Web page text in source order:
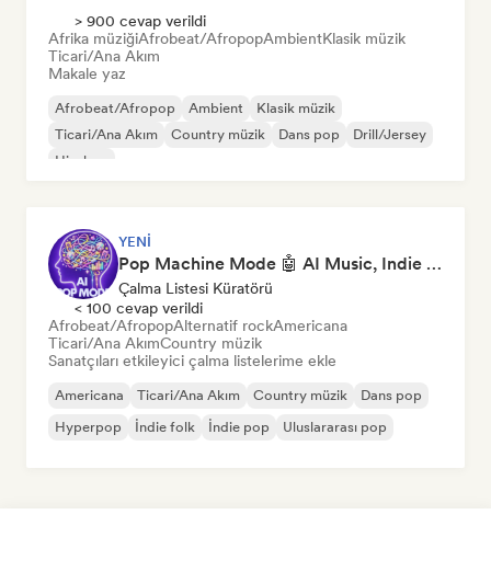
> 900 cevap verildi
Afrika müziğiAfrobeat/AfropopAmbientKlasik müzik
Ticari/Ana Akım
Makale yaz
Afrobeat/Afropop Ambient
Klasik müzik
Ticari/Ana Akım
Country müzik Dans pop
Drill/Jersey
Hip-hop
YENI
Pop Machine Mode 🤖 AI Music, Indie Pop & Dream Pop
Çalma Listesi Küratörü
< 100 cevap verildi
Afrobeat/AfropopAlternatif rockAmericana
Ticari/Ana AkımCountry müzik
Sanatçıları etkileyici çalma listelerime ekle
Americana Ticari/Ana Akım Country müzik
Dans pop
Hyperpop
İndie folk İndie pop Uluslararası pop